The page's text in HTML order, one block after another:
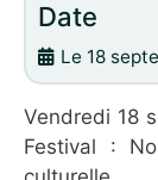
Date
Le 18
Vendredi 18
Festival :